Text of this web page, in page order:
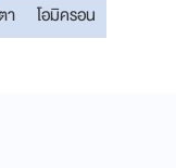
า โอมิครอน